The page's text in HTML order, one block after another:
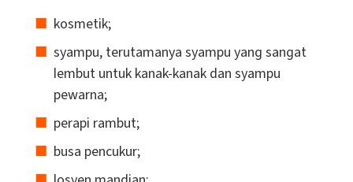
kosmetik;
syampu, terutamanya syampu yang sangat
lembut untuk kanak-kanak dan syampu
pewarna;
perapi rambut;
busa pencukur;